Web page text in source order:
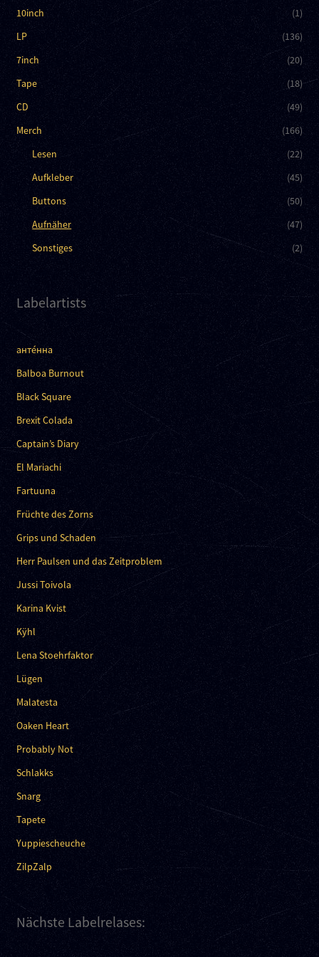
10inch
(1)
LP
(136)
7inch
(20)
Tape
(18)
CD
(49)
Merch
(166)
Lesen
(22)
Aufkleber
(45)
Buttons
(50)
Aufnäher
(47)
Sonstiges
(2)
Labelartists
анте́нна
Balboa Burnout
Black Square
Brexit Colada
Captain’s Diary
El Mariachi
Fartuuna
Früchte des Zorns
Grips und Schaden
Herr Paulsen und das Zeitproblem
Jussi Toivola
Karina Kvist
Kÿhl
Lena Stoehrfaktor
Lügen
Malatesta
Oaken Heart
Probably Not
Schlakks
Snarg
Tapete
Yuppiescheuche
ZilpZalp
Nächste Labelrelases: